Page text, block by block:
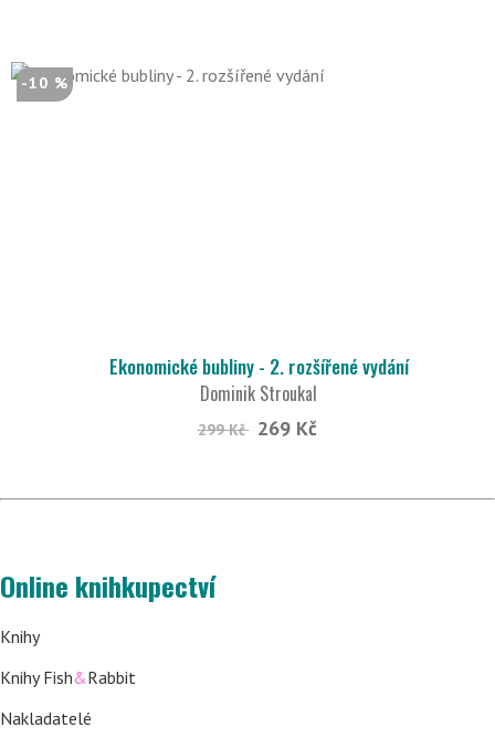
-10 %
Ekonomické bubliny - 2. rozšířené vydání
Dominik Stroukal
299 Kč 269 Kč
Online knihkupectví
Knihy
Knihy Fish&Rabbit
Nakladatelé